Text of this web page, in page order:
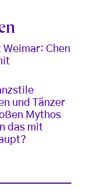
Chen
und Tänzer
Mythos
das mit